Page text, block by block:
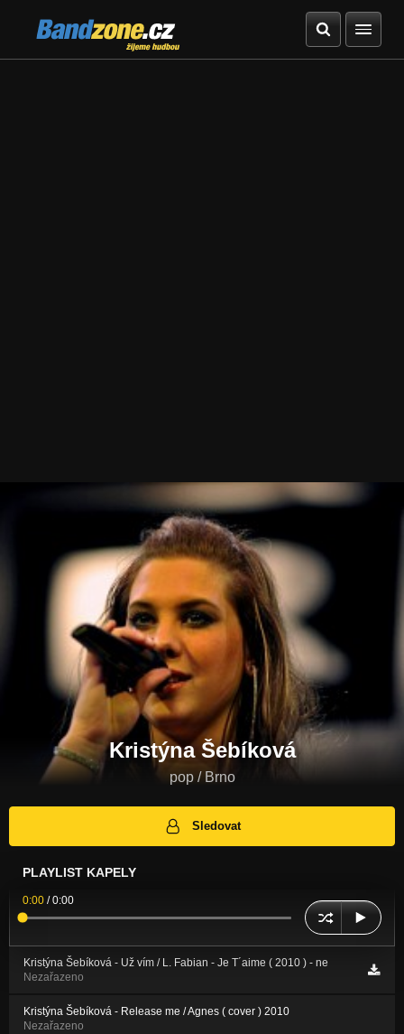
Bandzone.cz
žijeme hudbou
Kristýna Šebíková
pop / Brno
Sledovat
PLAYLIST KAPELY
0:00 /0:00
Kristýna Šebíková - Už vím / L. Fabian - Je T´aime ( 2010 ) - ne
Nezařazeno
Kristýna Šebíková - Release me / Agnes ( cover ) 2010
Nezařazeno